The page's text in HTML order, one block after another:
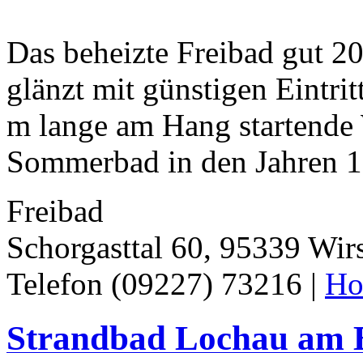
Das beheizte Freibad gut
glänzt mit günstigen
m lange am Hang
Sommerbad in den Jahren
Freibad
Schorgasttal 60, 95339
Telefon (09227) 73216 |
Strandbad Lochau am